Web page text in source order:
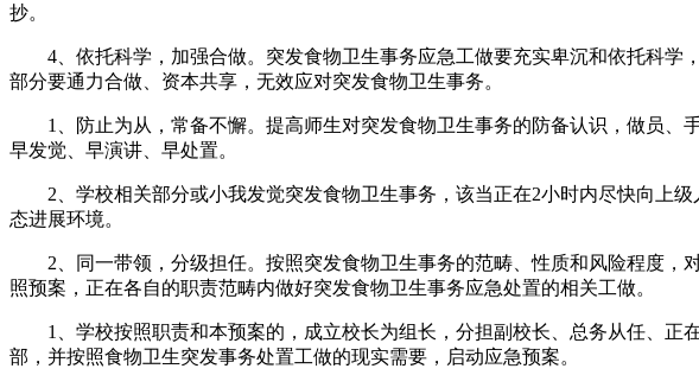
抄。
4、依托科学，加强合做。突发食物卫生事务应急工做要充实卑沉和依托科学
部分要通力合做、资本共享，无效应对突发食物卫生事务。
1、防止为从，常备不懈。提高师生对突发食物卫生事务的防备认识，做员、
早发觉、早演讲、早处置。
2、学校相关部分或小我发觉突发食物卫生事务，该当正在2小时内尽快向上级
态进展环境。
2、同一带领，分级担任。按照突发食物卫生事务的范畴、性质和风险程度，
照预案，正在各自的职责范畴内做好突发食物卫生事务应急处置的相关工做。
1、学校按照职责和本预案的，成立校长为组长，分担副校长、总务从任、正
部，并按照食物卫生突发事务处置工做的现实需要，启动应急预案。